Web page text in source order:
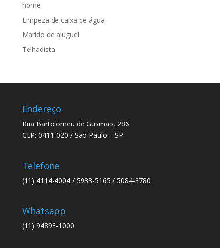
home
Limpeza de caixa de água
Marido de aluguel
Telhadista
Endereço
Rua Bartolomeu de Gusmão, 286
CEP: 0411-020 / São Paulo – SP
Telefone
(11) 4114-4004 / 5933-5165 / 5084-3780
Whatsapp
(11) 94893-1000